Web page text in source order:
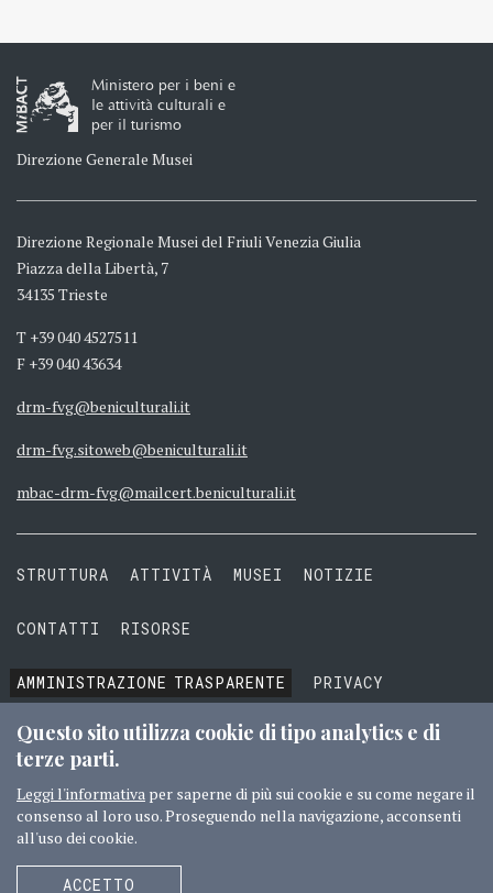
Ministero per i beni e
le attività culturali e
per il turismo
Direzione Generale Musei
Direzione Regionale Musei del Friuli Venezia Giulia
Piazza della Libertà, 7
34135 Trieste
T +39 040 4527511
F +39 040 43634
drm-fvg@beniculturali.it
drm-fvg.sitoweb@beniculturali.it
mbac-drm-fvg@mailcert.beniculturali.it
STRUTTURA ATTIVITÀ MUSEI NOTIZIE
CONTATTI RISORSE
AMMINISTRAZIONE TRASPARENTE
PRIVACY
COOKIE
TERMINI E CONDIZIONI
© 2016 MIBACT TUTTI I DIRITTI RISERVATI CREDITI
Questo sito utilizza cookie di tipo analytics e di
terze parti.
Leggi l'informativa per saperne di più sui cookie e su come negare il
consenso al loro uso. Proseguendo nella navigazione, acconsenti
all'uso dei cookie.
ACCETTO